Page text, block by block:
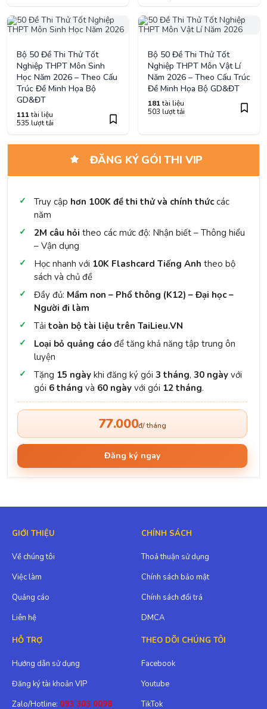
Bộ 50 Đề Thi Thử Tốt
Nghiệp THPT Môn Sinh
Học Năm 2026 – Theo Cấu
Trúc Đề Minh Họa Bộ
GD&ĐT
111tài liệu
535 lượt tải
Bộ 50 Đề Thi Thử Tốt
Nghiệp THPT Môn Vật Lí
Năm 2026 – Theo Cấu Trúc
Đề Minh Họa Bộ GD&ĐT
181tài liệu
503 lượt tải
ĐĂNG KÝ GÓI THI VIP
Truy cập hơn 100K đề thi thử và chính thứccác
năm
2M câu hỏi theo các mức độ: Nhận biết – Thông hiểu
– Vận dụng
Học nhanh với 10K Flashcard Tiếng Anh theo bộ
sách và chủ đề
Đầy đủ: Mầm non – Phổ thông (K12) – Đại học –
Người đi làm
Tải toàn bộ tài liệu trên TaiLieu.VN
Loại bỏ quảng cáo để tăng khả năng tập trung ôn
luyện
Tặng 15 ngày khi đăng ký gói 3 tháng, 30 ngày với
gói 6 tháng và 60 ngày với gói 12 tháng.
77.000đ/ tháng
Đăng ký ngay
GIỚI THIỆU
Về chúng tôi
Việc làm
Quảng cáo
Liên hệ
CHÍNH SÁCH
Thoả thuận sử dụng
Chính sách bảo mật
Chính sách đổi trả
DMCA
HỖ TRỢ
Hướng dẫn sử dụng
Đăng ký tài khoản VIP
Zalo/Hotline: 093 303 0098
THEO DÕI CHÚNG TÔI
Facebook
Youtube
TikTok